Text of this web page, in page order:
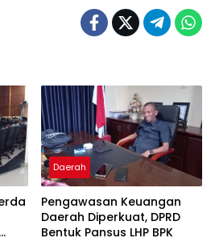
Daerah
Pengawasan Keuangan
Daerah Diperkuat, DPRD
Bentuk Pansus LHP BPK